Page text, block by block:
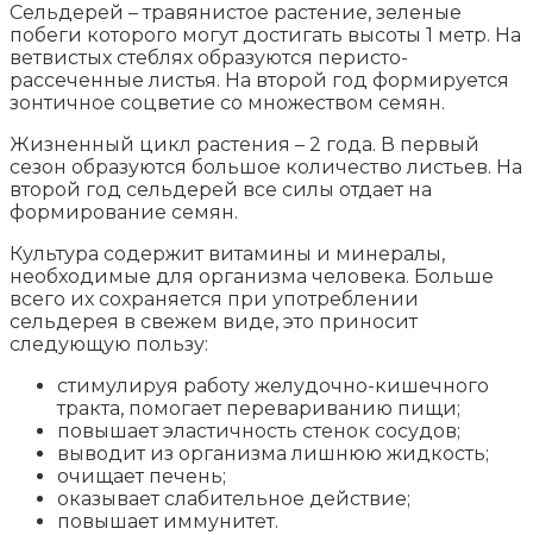
Сельдерей – травянистое растение, зеленые
побеги которого могут достигать высоты 1 метр. На
ветвистых стеблях образуются перисто-
рассеченные листья. На второй год формируется
зонтичное соцветие со множеством семян.
Жизненный цикл растения – 2 года. В первый
сезон образуются большое количество листьев. На
второй год сельдерей все силы отдает на
формирование семян.
Культура содержит витамины и минералы,
необходимые для организма человека. Больше
всего их сохраняется при употреблении
сельдерея в свежем виде, это приносит
следующую пользу:
стимулируя работу желудочно-кишечного
тракта, помогает перевариванию пищи;
повышает эластичность стенок сосудов;
выводит из организма лишнюю жидкость;
очищает печень;
оказывает слабительное действие;
повышает иммунитет.